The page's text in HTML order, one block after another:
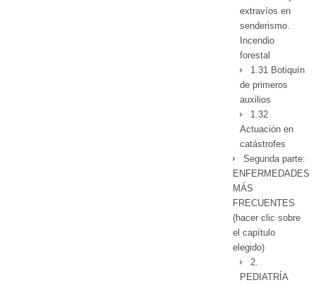
extravíos en
senderismo.
Incendio
forestal
1.31 Botiquín
de primeros
auxilios
1.32
Actuación en
catástrofes
Segunda parte:
ENFERMEDADES
MÁS
FRECUENTES
(hacer clic sobre
el capítulo
elegido)
2.
PEDIATRÍA